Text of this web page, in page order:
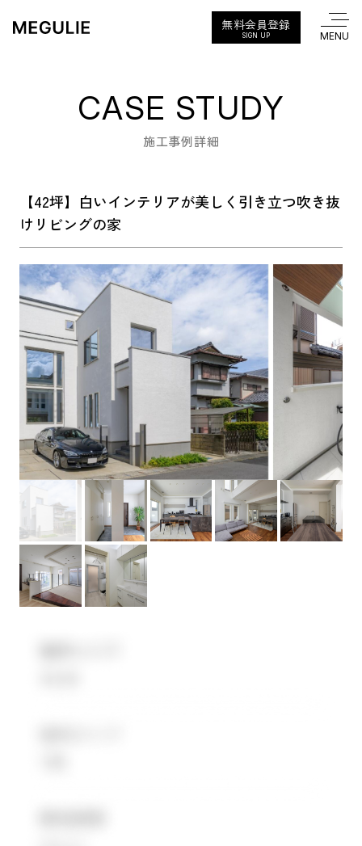
無料会員登録
無料会員登録
SIGN UP
CASE STUDY
施工事例詳細
【42坪】白いインテリアが美しく引き立つ吹き抜
けリビングの家